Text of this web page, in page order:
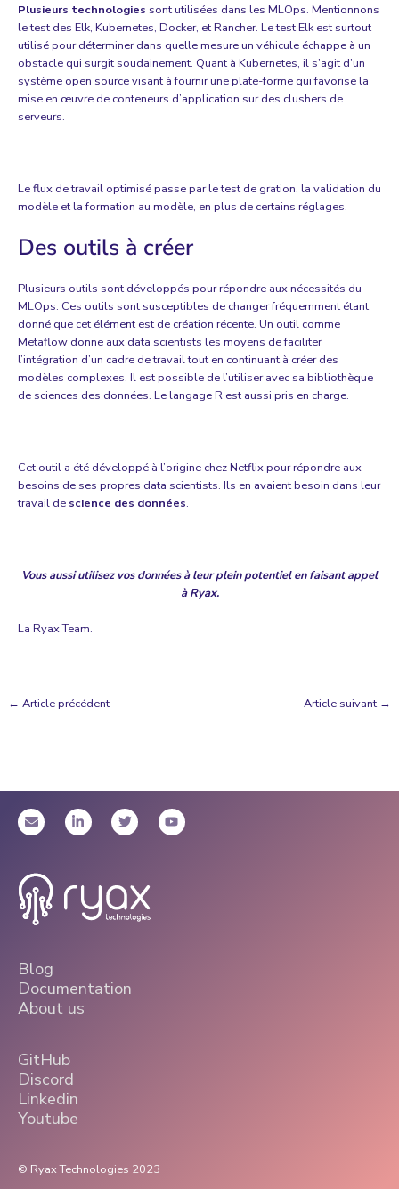
Plusieurs technologies sont utilisées dans les MLOps. Mentionnons
le test des Elk, Kubernetes, Docker, et Rancher. Le test Elk est surtout
utilisé pour déterminer dans quelle mesure un véhicule échappe à un
obstacle qui surgit soudainement. Quant à Kubernetes, il s’agit d’un
système open source visant à fournir une plate-forme qui favorise la
mise en œuvre de conteneurs d’application sur des clushers de
serveurs.
Le flux de travail optimisé passe par le test de gration, la validation du
modèle et la formation au modèle, en plus de certains réglages.
Des outils à créer
Plusieurs outils sont développés pour répondre aux nécessités du
MLOps. Ces outils sont susceptibles de changer fréquemment étant
donné que cet élément est de création récente. Un outil comme
Metaflow donne aux data scientists les moyens de faciliter
l’intégration d’un cadre de travail tout en continuant à créer des
modèles complexes. Il est possible de l’utiliser avec sa bibliothèque
de sciences des données. Le langage R est aussi pris en charge.
Cet outil a été développé à l’origine chez Netflix pour répondre aux
besoins de ses propres data scientists. Ils en avaient besoin dans leur
travail de science des données.
Vous aussi utilisez vos données à leur plein potentielen faisant appel
à Ryax.
La Ryax Team.
← Article précédent Article suivant →
Blog
Documentation
About us
GitHub
Discord
Linkedin
Youtube
© Ryax Technologies 2023